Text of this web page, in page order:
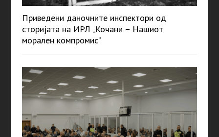
Приведени даночните инспектори од
сторијата на ИРЛ „Кочани – Нашиот
морален компромис“